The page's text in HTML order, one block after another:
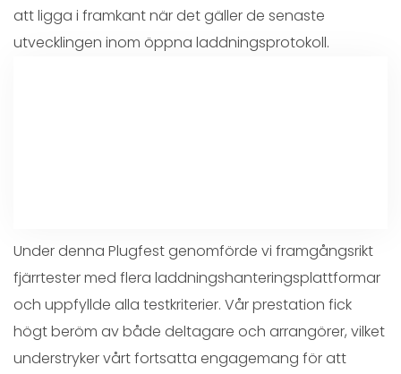
att ligga i framkant när det gäller de senaste
utvecklingen inom öppna laddningsprotokoll.
Under denna Plugfest genomförde vi framgångsrikt
fjärrtester med flera laddningshanteringsplattformar
och uppfyllde alla testkriterier. Vår prestation fick
högt beröm av både deltagare och arrangörer, vilket
understryker vårt fortsatta engagemang för att